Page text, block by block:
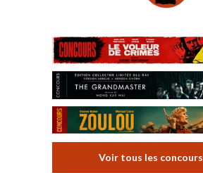
Voir tous les concours